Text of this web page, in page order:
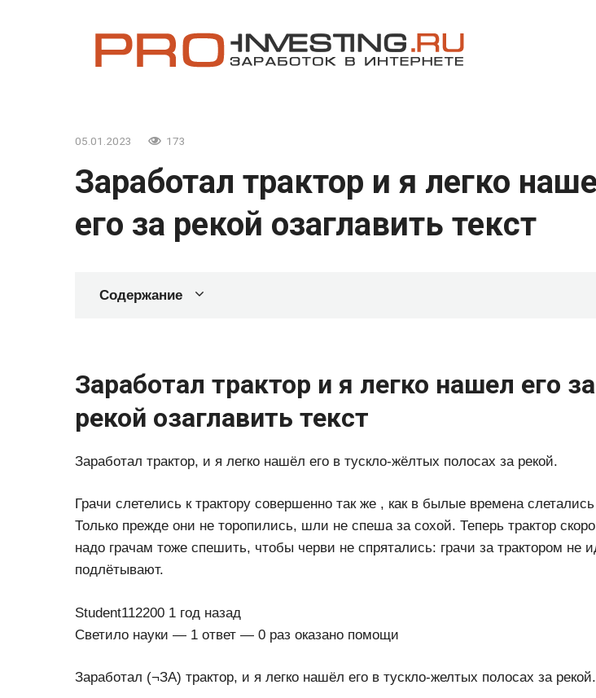
05.01.2023 173
Заработал трактор и я легко
его за рекой озаглавить текст
Содержание
Заработал трактор и я легко нашел его за
рекой озаглавить текст
Заработал трактор, и я легко нашёл его в тускло-жёлтых полосах за рекой.
Грачи слетелись к трактору совершенно так же , как в былые времена
Только прежде они не торопились, шли не спеша за сохой. Теперь трактор
надо грачам тоже спешить, чтобы черви не спрятались: грачи за трактором не
подлётывают.
Student112200 1 год назад
Светило науки — 1 ответ — 0 раз оказано помощи
Заработал (¬ЗА) трактор, и я легко нашёл его в тускло-желтых полосах за рекой.